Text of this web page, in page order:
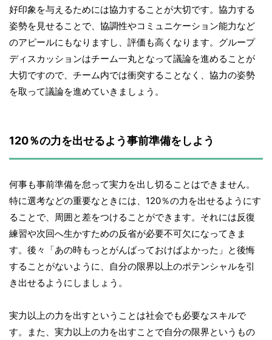
好印象を与えるためには協力することが大切です。協力する
姿勢を見せることで、協調性やコミュニケーション能力など
のアピールにもなりますし、評価も高くなります。グループ
ディスカッションはチーム一丸となって議論を進めることが
大切ですので、チーム内では衝突することなく、協力の姿勢
を取って議論を進めていきましょう。
120％の力を出せるよう事前準備をしよう
何事も事前準備を怠って実力を出し切ることはできません。
特に選考などの重要なときには、120％の力を出せるようにす
ることで、周囲と差をつけることができます。それには反復
練習や次回へ生かすための反省が必要不可欠になってきま
す。後々「あの時もっとがんばっておけばよかった」と後悔
することがないように、自分の限界以上のポテンシャルを引
き出せるようにしましょう。
実力以上の力を出すということは社会でも必要なスキルで
す。また、実力以上の力を出すことで自分の限界というもの